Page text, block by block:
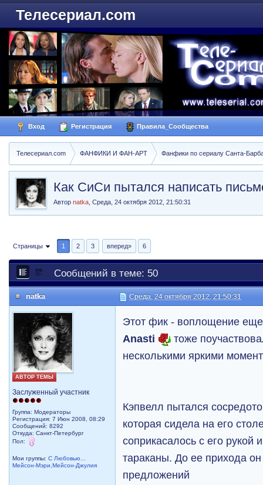
Телесериал.com
Вход Регистрация Правила_Сообщества
Телесериал.com ФАНФИКИ И ФАН-АРТ Фанфики по сериалу Санта-
Как СиСи пытался написать
Авторnatka ,Среда, 24 октября 2012, 21:50:31
Страницы 1 2 3 вперед» 6
Сообщений в теме: 50
natka Среда, 24 октября 2012, 21:50:31
АВТОР ТЕМЫ
Заслуженный участник
Группа: Модераторы
Регистрация: 7 Июн 2008, 08:29
Сообщений: 8292
Откуда: Санкт-Петербург
Пол:
Мои группы:С Любовью...
Мейсон-Мэри,Мейсон-Джулия
Этот фик - воплощение
Anasti
тоже
несколькими яркими
Кэпвелл пытался
которая сидела на его
соприкасалось с его рукой
тараканы. До ее прихода
предложений